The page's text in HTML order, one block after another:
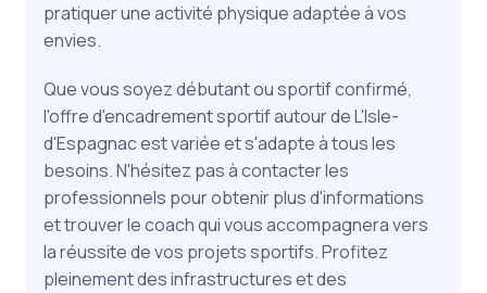
pratiquer une activité physique adaptée à vos
envies.
Que vous soyez débutant ou sportif confirmé,
l'offre d'encadrement sportif autour de L'Isle-
d'Espagnac est variée et s'adapte à tous les
besoins. N'hésitez pas à contacter les
professionnels pour obtenir plus d'informations
et trouver le coach qui vous accompagnera vers
la réussite de vos projets sportifs. Profitez
pleinement des infrastructures et des